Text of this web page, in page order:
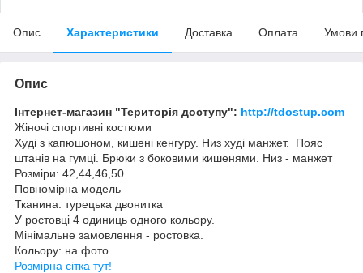
Опис Характеристики Доставка Оплата Умови
Опис
Інтернет-магазин "Територія доступу": http://tdostup.com
Жіночі спортивні костюми
Худі з капюшоном, кишені кенгуру. Низ худі манжет. Пояс
штанів на гумці. Брюки з боковими кишенями. Низ - манжет
Розміри: 42,44,46,50
Повномірна модель
Тканина: турецька двонитка
У ростовці 4 одиниць одного кольору.
Мінімальне замовлення - ростовка.
Кольору: на фото.
Розмірна сітка тут!